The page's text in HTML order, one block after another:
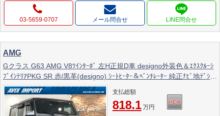
03-5659-0707 メール問合せ
AMG
Gクラス G63 AMG V8ﾂｲﾝﾀｰﾎﾞ 左H正規D車 designo外装色＆ｴｸｽｸﾙｰｼ
ﾌﾞｲﾝﾃﾘｱPKG SR 赤/黒革(designo) ｼｰﾄﾋｰﾀｰ＆ﾍﾞﾝﾁﾚｰﾀｰ 純正ﾅﾋﾞ地ﾃﾞｼﾞ
harman/kardon Bｶﾒﾗ＆Sｶﾒﾗ＆PTS ﾃﾞｨｽﾄﾛﾆｯｸ＆ﾌﾞﾗｲﾝﾄﾞｽﾎﾟｯﾄ 社外22ｲ
ﾝﾁAW 禁煙
支払総額
818.1 万円